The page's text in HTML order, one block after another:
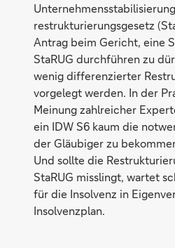
restrukturierungsgesetz
Antrag beim Gericht, eine
StaRUG durchführen zu
wenig differenzierter
vorgelegt werden. In der
Meinung zahlreicher
ein IDW S6 kaum die
der Gläubiger zu
Und sollte die
StaRUG misslingt, wartet
für die Insolvenz in
Insolvenzplan.